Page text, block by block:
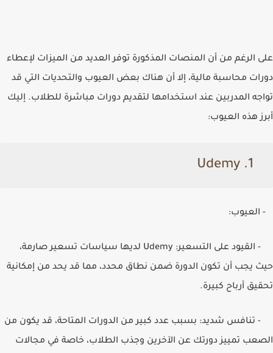
على الرغم من أن المنصات المذكورة توفر العديد من الميزات لإعطاء
دورات محاسبة مالية، إلا أن هناك بعض العيوب والتحديات التي قد
تواجه المدربين عند استخدامها لتقديم دورات مباشرة للطلاب. إليك
أبرز هذه العيوب:
Udemy
- العيوب:
- القيود على التسعير: Udemy لديها سياسات تسعير صارمة،
حيث يجب أن تكون الدورة ضمن نطاق محدد، مما قد يحد من إمكانية
تحقيق أرباح كبيرة.
- تنافس شديد: بسبب عدد كبير من الدورات المتاحة، قد يكون من
الصعب تمييز دورتك عن الآخرين وجذب الطلاب، خاصة في مجالات